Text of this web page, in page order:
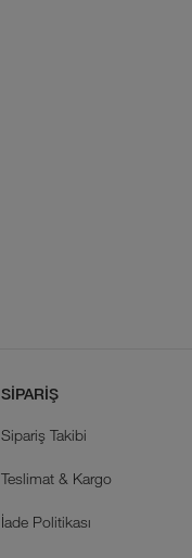
SİPARİŞ
Sipariş Takibi
Teslimat & Kargo
İade Politikası